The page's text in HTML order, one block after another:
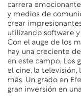
carrera
y medios de
crear
utilizando software
Con el auge de los
hay una creciente
en este campo. Los
el cine, la televisión,
más. Un grado en
gran inversión en